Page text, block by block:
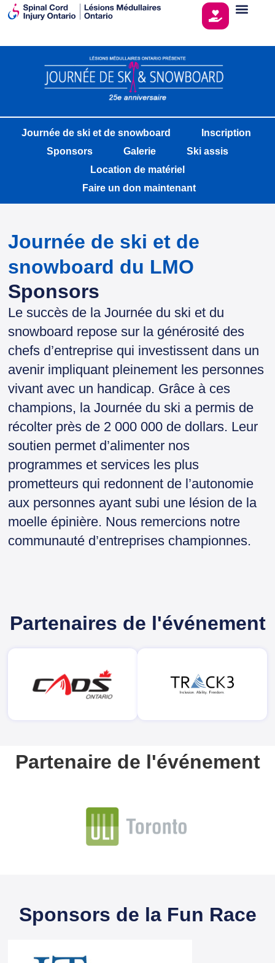
Journée de ski et de snowboard
Inscription
Sponsors
Galerie
Ski assis
Location de matériel
Faire un don maintenant
Journée de ski et de
snowboard du LMO
Sponsors
Le succès de la Journée du ski et du
snowboard repose sur la générosité des
chefs d’entreprise qui investissent dans un
avenir impliquant pleinement les personnes
vivant avec un handicap. Grâce à ces
champions, la Journée du ski a permis de
récolter près de 2 000 000 de dollars. Leur
soutien permet d’alimenter nos
programmes et services les plus
prometteurs qui redonnent de l’autonomie
aux personnes ayant subi une lésion de la
moelle épinière. Nous remercions notre
communauté d’entreprises championnes.
Partenaires de l'événement
Partenaire de l'événement
Sponsors de la Fun Race